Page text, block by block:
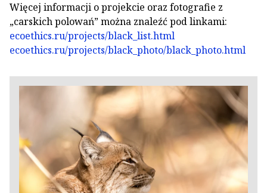
Więcej informacji o projekcie oraz fotografie z
„carskich polowań” można znaleźć pod linkami:
ecoethics.ru/projects/black_list.html
ecoethics.ru/projects/black_photo/black_photo.html